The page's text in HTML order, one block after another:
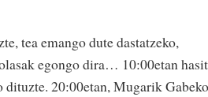
tea emango dute dastatzeko,
egongo dira… 10:00etan
20:00etan, Mugarik Gabeko